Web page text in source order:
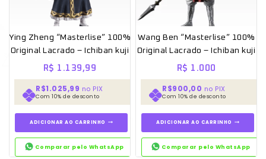
Ying Zheng “Masterlise” 100%
Original Lacrado – Ichiban kuji
R$ 1.139,99
R$1.025,99 no PIX
Com 10% de desconto
ADICIONAR AO CARRINHO
Comparar pelo WhatsApp
Wang Ben “Masterlise” 100%
Original Lacrado – Ichiban kuji
R$ 1.000
R$900,00 no PIX
Com 10% de desconto
ADICIONAR AO CARRINHO
Comparar pelo WhatsApp